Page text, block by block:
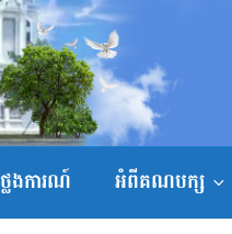
ែងការណ៍ អំពីគណបក្ស